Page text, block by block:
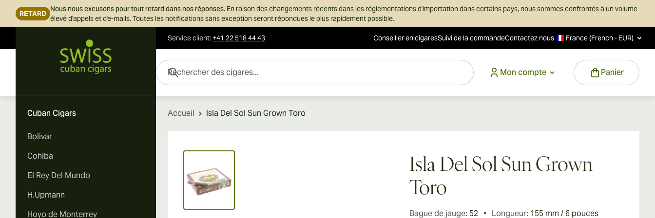
RETARD
Nous nous excusons pour tout retard dans nos réponses. En raison des changements récents dans les réglementations d'importation dans certains pays, nous sommes confrontés à un volume
élevé d'appels et d'e-mails. Toutes les notifications sans exception seront répondues le plus rapidement possible.
Service client:+41 22 518 44 43 Conseiller en cigaresSuivi de la commandeContactez nous France (French - EUR)
Mon compte
Panier
Rechercher des cigares...
Cuban Cigars
Bolivar
Cohiba
El Rey Del Mundo
H.Upmann
Hoyo de Monterrey
Accueil Isla Del Sol Sun Grown Toro
View larger image
Isla Del Sol Sun Grown
Toro
Bague de jauge: 52 Longueur: 155 mm / 6 pouces